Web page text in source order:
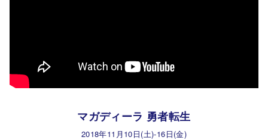
マガディーラ 勇者転生
2018年11月10日(土)-16日(金)